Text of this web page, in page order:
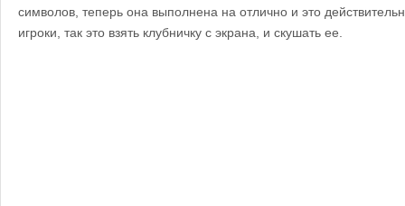
символов, теперь она выполнена на отлично и это
игроки, так это взять клубничку с экрана, и скушать ее.